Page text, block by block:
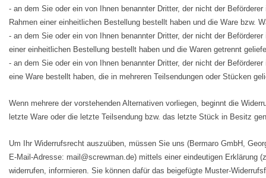
- an dem Sie oder ein von Ihnen benannter Dritter, der nicht der
Rahmen einer einheitlichen Bestellung bestellt haben und die Ware bzw.
- an dem Sie oder ein von Ihnen benannter Dritter, der nicht der
einer einheitlichen Bestellung bestellt haben und die Waren getrennt
- an dem Sie oder ein von Ihnen benannter Dritter, der nicht der
eine Ware bestellt haben, die in mehreren Teilsendungen oder Stücken
Wenn mehrere der vorstehenden Alternativen vorliegen, beginnt die
letzte Ware oder die letzte Teilsendung bzw. das letzte Stück in Besitz
Um Ihr Widerrufsrecht auszuüben, müssen Sie uns (Bermaro GmbH,
E-Mail-Adresse: mail@screwman.de) mittels einer eindeutigen
widerrufen, informieren. Sie können dafür das beigefügte Muster-